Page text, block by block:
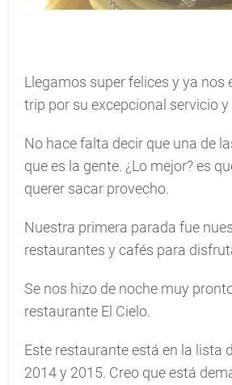
Llegamos super felices y ya nos
trip por su excepcional servicio
No hace falta decir que una de
que es la gente. ¿Lo mejor? es
querer sacar provecho.
Nuestra primera parada fue
restaurantes y cafés para
Se nos hizo de noche muy
restaurante El Cielo.
Este restaurante está en la lista
2014 y 2015. Creo que está